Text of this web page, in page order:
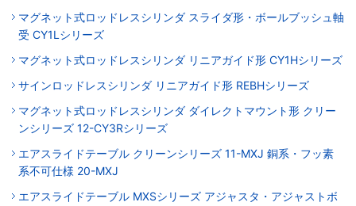
マグネット式ロッドレスシリンダ スライダ形・ボールブッシュ軸
受 CY1Lシリーズ
マグネット式ロッドレスシリンダ リニアガイド形 CY1Hシリーズ
サインロッドレスシリンダ リニアガイド形 REBHシリーズ
マグネット式ロッドレスシリンダ ダイレクトマウント形 クリー
ンシリーズ 12-CY3Rシリーズ
エアスライドテーブル クリーンシリーズ 11-MXJ 銅系・フッ素
系不可仕様 20-MXJ
エアスライドテーブル MXSシリーズ アジャスタ・アジャストボ